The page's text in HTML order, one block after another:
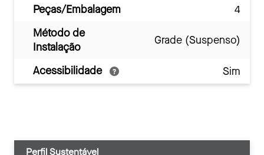
Peças/Embalagem
4
Método de
Instalação
Grade (Suspenso)
Acessibilidade Sim
Perfil Sustentável